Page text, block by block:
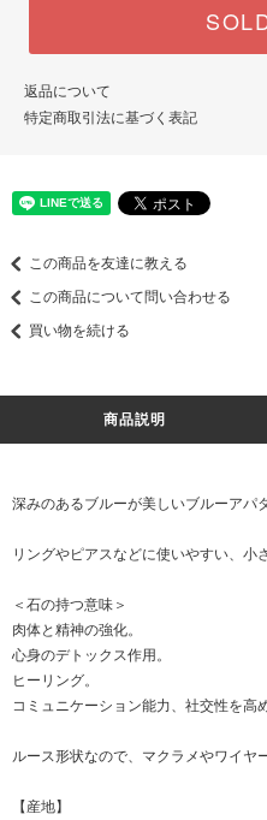
返品について
特定商取引法に基づく表記
この商品を友達に教える
この商品について問い合わせる
買い物を続ける
商品説明
深みのあるブルーが美しいブルーアパ
リングやピアスなどに使いやすい、小
＜石の持つ意味＞
肉体と精神の強化。
心身のデトックス作用。
ヒーリング。
コミュニケーション能力、社交性を高
ルース形状なので、マクラメやワイヤ
【産地】